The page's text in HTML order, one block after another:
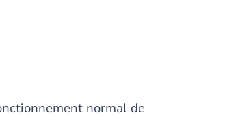
normal de